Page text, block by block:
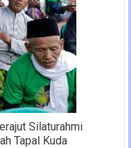
Silaturahmi
Tapal Kuda